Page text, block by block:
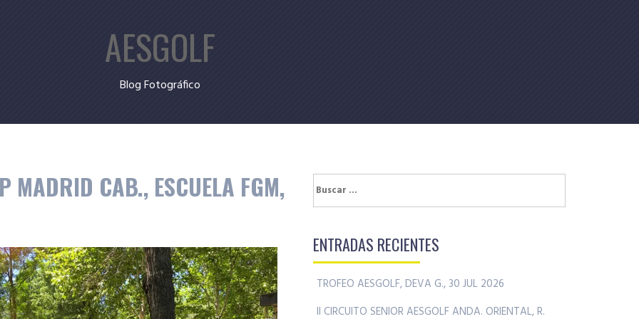
AESGOLF
Blog Fotográfico
MADRID CAB., ESCUELA FGM, Buscar:
ENTRADAS RECIENTES
TROFEO AESGOLF, DEVA G., 30 JUL 2026
II CIRCUITO SENIOR AESGOLF ANDA. ORIENTAL, R.